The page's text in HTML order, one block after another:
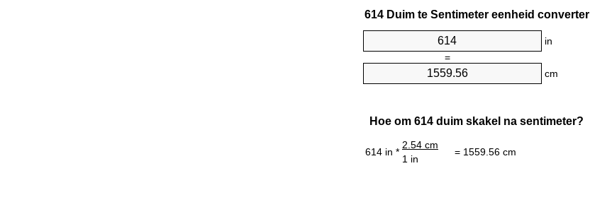
614 Duim te Sentimeter eenheid converter
in
=
cm
Hoe om 614 duim skakel na sentimeter?
614 in *
2.54 cm
= 1559.56 cm
1 in